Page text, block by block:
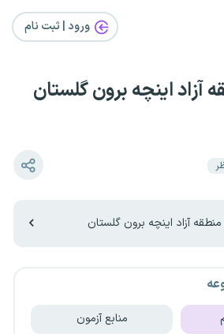
ورود | ثبت‌ نام
آزاد اینچه برون گلستان
آزاد اینچه برون گلستان
منابع آزمون